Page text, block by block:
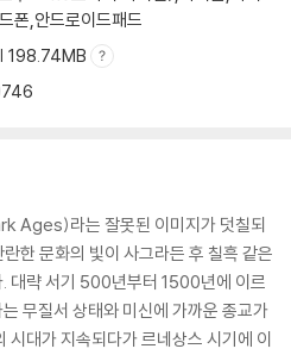
중세의 공포, 페스트
녀사냥이 시작되다
리다
본주의의 문을 연 스콜라철학
마파문디
폰,안드로이드패드
198.74MB
Ages)라는 잘못된 이미지가 덧칠되
한 문화의 빛이 사그라든 후 칠흑 같은
대략 서기 500년부터 1500년에 이르
무질서 상태와 미신에 가까운 종교가
시대가 지속되다가 르네상스 시기에 이